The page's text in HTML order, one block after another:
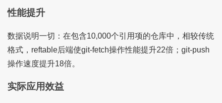
性能提升
数据说明一切：在包含10,000个引用项的仓库中，相较传统
格式，reftable后端使git-fetch操作性能提升22倍；git-push
操作速度提升18倍。
实际应用效益